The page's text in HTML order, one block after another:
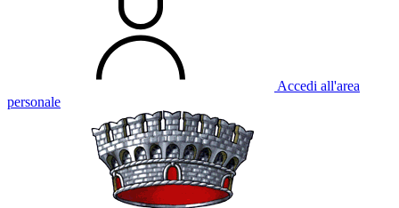
Accedi all'area
personale